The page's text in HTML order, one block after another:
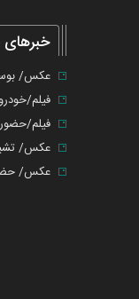
خبرهای
عکس/ بوسه داماد
فیلم/
فیلم/
عکس/
عکس/